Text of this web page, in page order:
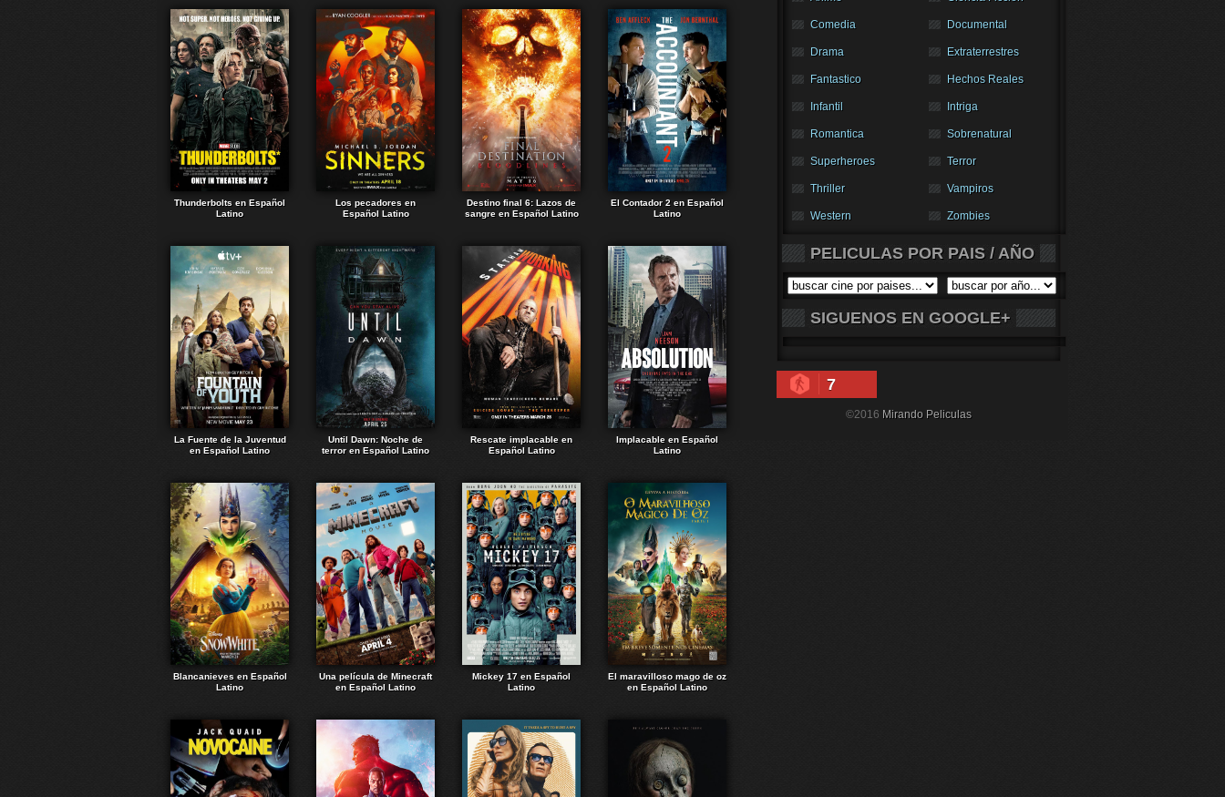
Thunderbolts en Español
Latino
Los pecadores en
Español Latino
Destino final 6: Lazos de
sangre en Español Latino
El Contador 2 en Español
Latino
La Fuente de la Juventud
en Español Latino
Until Dawn: Noche de
terror en Español Latino
Rescate implacable en
Español Latino
Implacable en Español
Latino
Blancanieves en Español
Latino
Una película de Minecraft
en Español Latino
Mickey 17 en Español
Latino
El maravilloso mago de oz
en Español Latino
Comedia Documental
Drama Extraterrestres
Fantastico Hechos Reales
Infantil Intriga
Romantica Sobrenatural
Superheroes Terror
Thriller Vampiros
Western Zombies
PELICULAS POR PAIS / AÑO
SIGUENOS EN GOOGLE+
7
©2016 Mirando Peliculas